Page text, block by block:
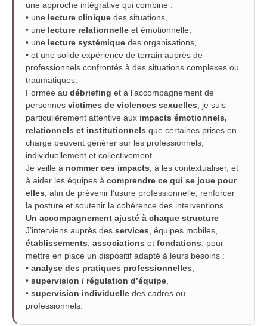
une approche intégrative qui combine :
• une lecture clinique des situations,
• une lecture relationnelle et émotionnelle,
• une lecture systémique des organisations,
• et une solide expérience de terrain auprès de
professionnels confrontés à des situations complexes ou
traumatiques.
Formée au débriefing et à l’accompagnement de
personnes victimes de violences sexuelles , je suis
particulièrement attentive aux impacts émotionnels,
relationnels et institutionnels que certaines prises en
charge peuvent générer sur les professionnels,
individuellement et collectivement.
Je veille à nommer ces impacts , à les contextualiser, et
à aider les équipes à comprendre ce qui se joue pour
elles , afin de prévenir l’usure professionnelle, renforcer
la posture et soutenir la cohérence des interventions.
Un accompagnement ajusté à chaque structure
J’interviens auprès des services , équipes mobiles,
établissements associations et fondations , pour
mettre en place un dispositif adapté à leurs besoins :
• analyse des pratiques professionnelles
• supervision / régulation d’équipe
• supervision individuelle des cadres ou
professionnels.